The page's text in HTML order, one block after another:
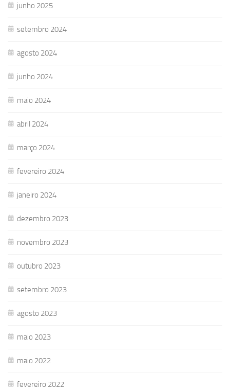
junho 2025
setembro 2024
agosto 2024
junho 2024
maio 2024
abril 2024
março 2024
fevereiro 2024
janeiro 2024
dezembro 2023
novembro 2023
outubro 2023
setembro 2023
agosto 2023
maio 2023
maio 2022
fevereiro 2022